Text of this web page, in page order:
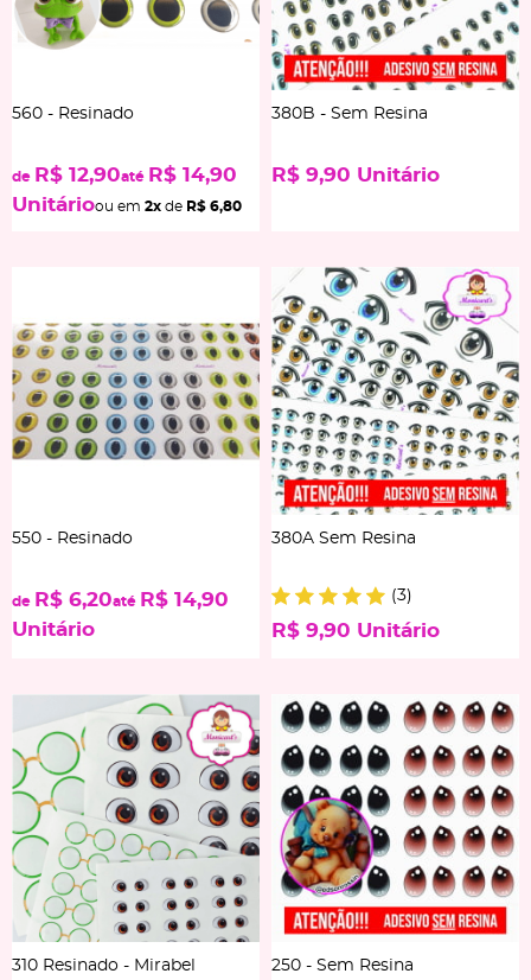
560 - Resinado
de R$ 12,90até R$ 14,90
Unitárioou em 2x de R$ 6,80
380B - Sem Resina
R$ 9,90 Unitário
550 - Resinado
de R$ 6,20até R$ 14,90
Unitário
380A Sem Resina
(3)
R$ 9,90 Unitário
310 Resinado - Mirabel
250 - Sem Resina